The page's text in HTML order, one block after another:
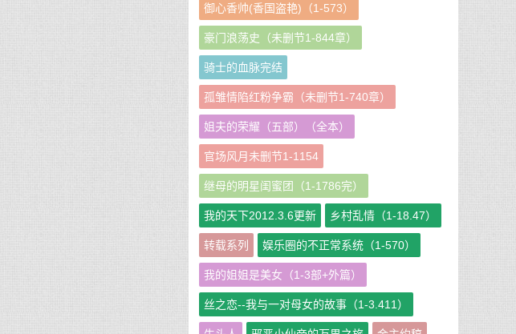
御心香帅(香国盗艳)（1-573）
豪门浪荡史（未删节1-844章）
骑士的血脉完结
孤雏情陷红粉争霸（未删节1-740章）
姐夫的荣耀（五部）（全本）
官场风月未删节1-1154
继母的明星闺蜜团（1-1786完）
我的天下2012.3.6更新 乡村乱情（1-18.47）
转载系列 娱乐圈的不正常系统（1-570）
我的姐姐是美女（1-3部+外篇）
丝之恋--我与一对母女的故事（1-3.411）